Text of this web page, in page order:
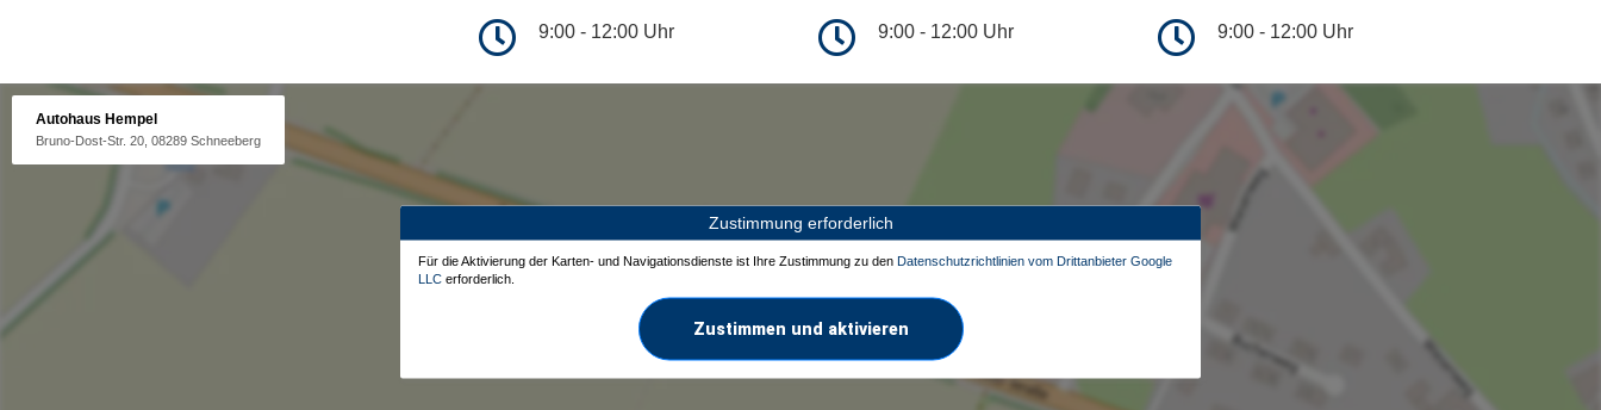
9:00 - 12:00 Uhr 9:00 - 12:00 Uhr 9:00 - 12:00 Uhr
Autohaus Hempel
Bruno-Dost-Str. 20, 08289 Schneeberg
Zustimmung erforderlich
Für die Aktivierung der Karten- und Navigationsdienste ist Ihre Zustimmung zu den Datenschutzrichtlinien vom Drittanbieter Google
LLC erforderlich.
Zustimmen und aktivieren